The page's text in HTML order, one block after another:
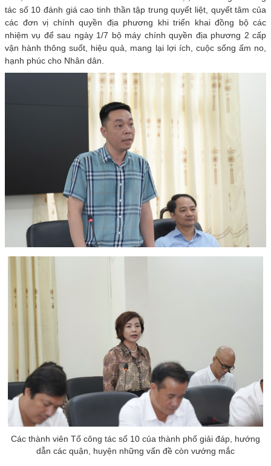
tác số 10 đánh giá cao tinh thần tập trung quyết liệt, quyết tâm của
các đơn vị chính quyền địa phương khi triển khai đồng bộ các
nhiệm vụ để sau ngày 1/7 bộ máy chính quyền địa phương 2 cấp
vận hành thông suốt, hiệu quả, mang lại lợi ích, cuộc sống ấm no,
hạnh phúc cho Nhân dân.
Các thành viên Tổ công tác số 10 của thành phố giải đáp, hướng
dẫn các quận, huyện những vấn đề còn vướng mắc